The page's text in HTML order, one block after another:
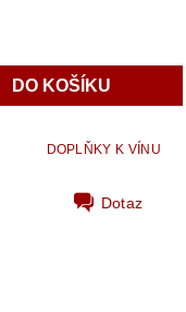
DOPLŇKY K VÍNU
Dotaz